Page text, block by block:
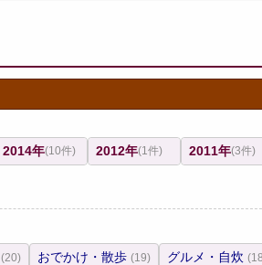
2014年(10件) 2012年(1件) 2011年(3件)
(20) おでかけ・散歩 (19) グルメ・自炊